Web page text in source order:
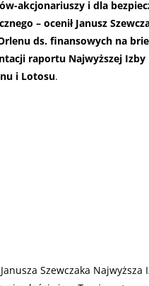
akcjonariuszy i dla
– ocenił Janusz
ds. finansowych na
raportu Najwyższej
i Lotosu.
Szewczaka Najwyższa